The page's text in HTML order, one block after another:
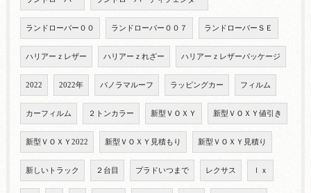
ランドローバー００ ランドローバー００７ ランドローバーＳＥ
ハリアーｚレザー ハリアーｚれざー ハリアーｚレザーパッケージ
2022 2022年 パノラマルーフ ラッピングカー フィルム
カーフィルム ２トンカラー 新型ＶＯＸＹ 新型ＶＯＸＹ値引き
新型ＶＯＸＹ2022 新型ＶＯＸＹ見積もり 新型ＶＯＸＹ見積り
新しいトラック ２台目 プラドいつまで レクサス ｌｘ